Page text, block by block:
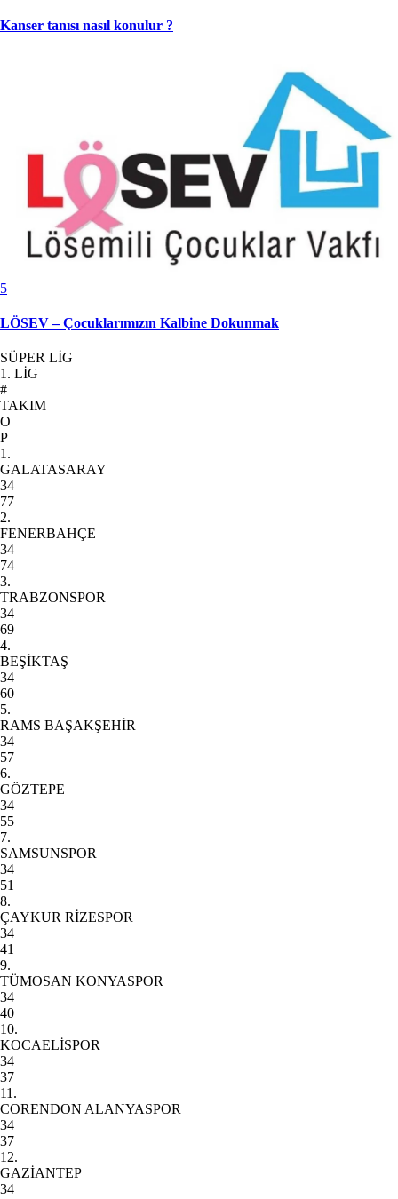
Kanser tanısı nasıl konulur ?
5
LÖSEV – Çocuklarımızın Kalbine Dokunmak
SÜPER LİG
1. LİG
#
TAKIM
O
P
1.
GALATASARAY
34
77
2.
FENERBAHÇE
34
74
3.
TRABZONSPOR
34
69
4.
BEŞİKTAŞ
34
60
5.
RAMS BAŞAKŞEHİR
34
57
6.
GÖZTEPE
34
55
7.
SAMSUNSPOR
34
51
8.
ÇAYKUR RİZESPOR
34
41
9.
TÜMOSAN KONYASPOR
34
40
10.
KOCAELİSPOR
34
37
11.
CORENDON ALANYASPOR
34
37
12.
GAZİANTEP
34